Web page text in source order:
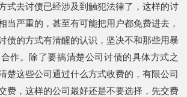
式去讨债已经涉及到触犯法律了，这样的讨
当严重的，甚至有可能把用户都免费进去，
债的方式有清醒的认识，坚决不和那些用暴
作。除了要搞清楚公司讨债的具体方式之
楚这些公司通过什么方式收费的，有限公司
费，这样的公司最好还是不要选择，先交费